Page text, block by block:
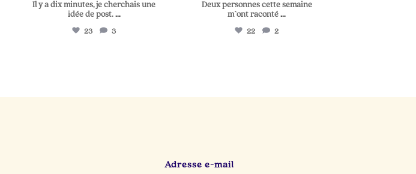
Il y a dix minutes, je cherchais une
idée de post. ...
23 3
Deux personnes cette semaine
m`ont raconté ...
22 2